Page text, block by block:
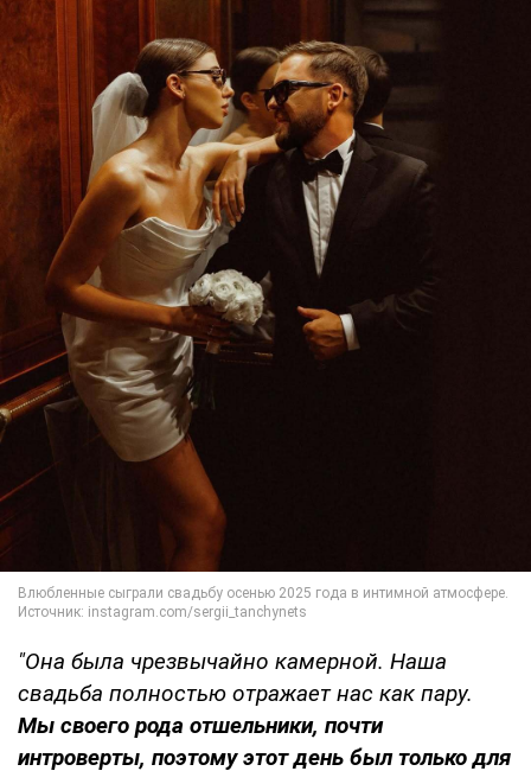
"Она была чрезвычайно камерной. Наша
свадьба полностью отражает нас как пару.
Мы своего рода отшельники, почти
интроверты, поэтому этот день был только для